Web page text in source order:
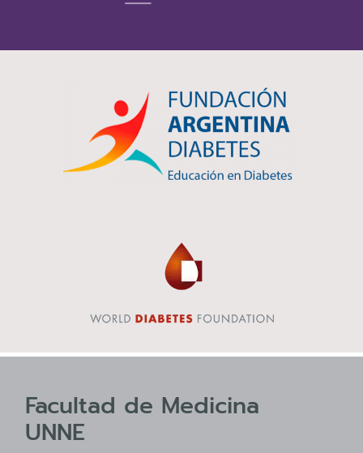
Facultad de Medicina
UNNE